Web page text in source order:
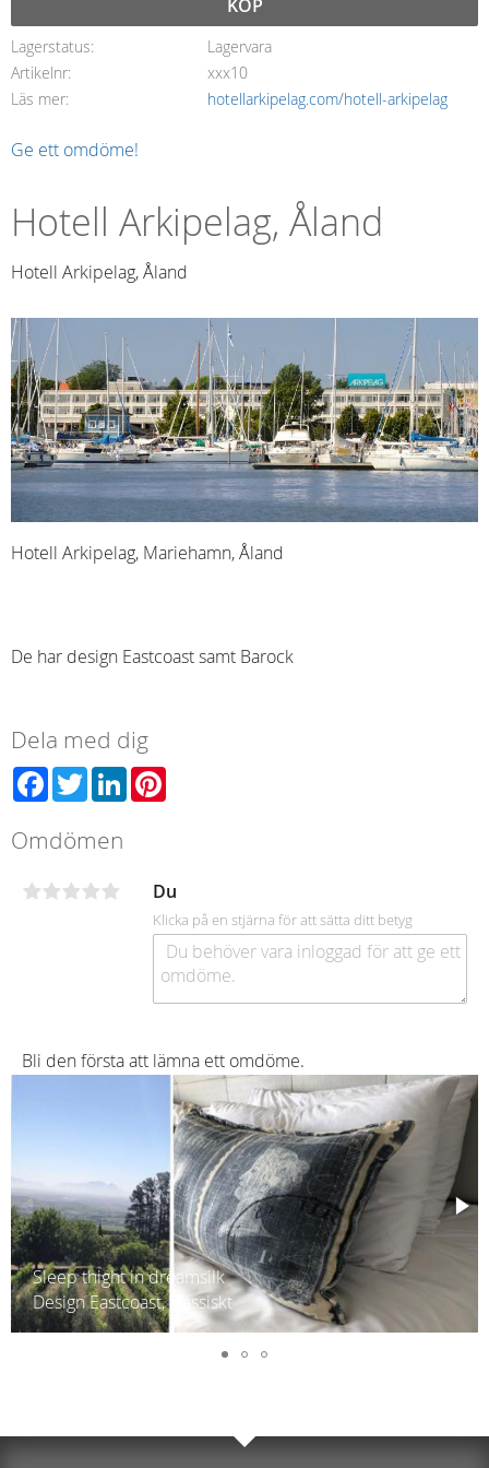
KÖP
Lagerstatus
Lagervara
Artikelnr
xxx10
Läs mer
hotellarkipelag.com/hotell-arkipelag
Ge ett omdöme!
Hotell Arkipelag, Åland
Hotell Arkipelag, Åland
Hotell Arkipelag, Mariehamn, Åland
De har design Eastcoast samt Barock
Dela med dig
Facebook
TwitterLinkedIn
Omdömen
Du
Klicka på en stjärna för att sätta ditt betyg
Bli den första att lämna ett omdöme.
Bäddset St Michel
Påslakan set inkluderat örngott